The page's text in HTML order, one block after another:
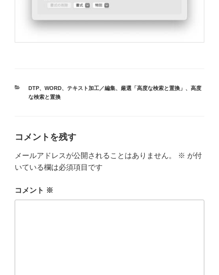
カ
テ
DTP、 WORD、 テキスト加工／編集、 厳選「高度な検索と置換」 、 高度
な検索と置換
コメントを残す
メールアドレスが公開されることはありません。 ※ が付
いている欄は必須項目です
コメント ※